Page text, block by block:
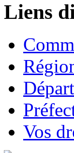
Liens
Vos